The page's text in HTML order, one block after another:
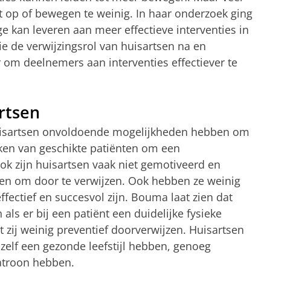
of bewegen te weinig. In haar onderzoek ging
kan leveren aan meer effectieve interventies in
de verwijzingsrol van huisartsen na en
deelnemers aan interventies effectiever te
onvoldoende mogelijkheden hebben om
van geschikte patiënten om een
zijn huisartsen vaak niet gemotiveerd en
om door te verwijzen. Ook hebben ze weinig
en succesvol zijn. Bouma laat zien dat
er bij een patiënt een duidelijke fysieke
zij weinig preventief doorverwijzen. Huisartsen
een gezonde leefstijl hebben, genoeg
hebben.